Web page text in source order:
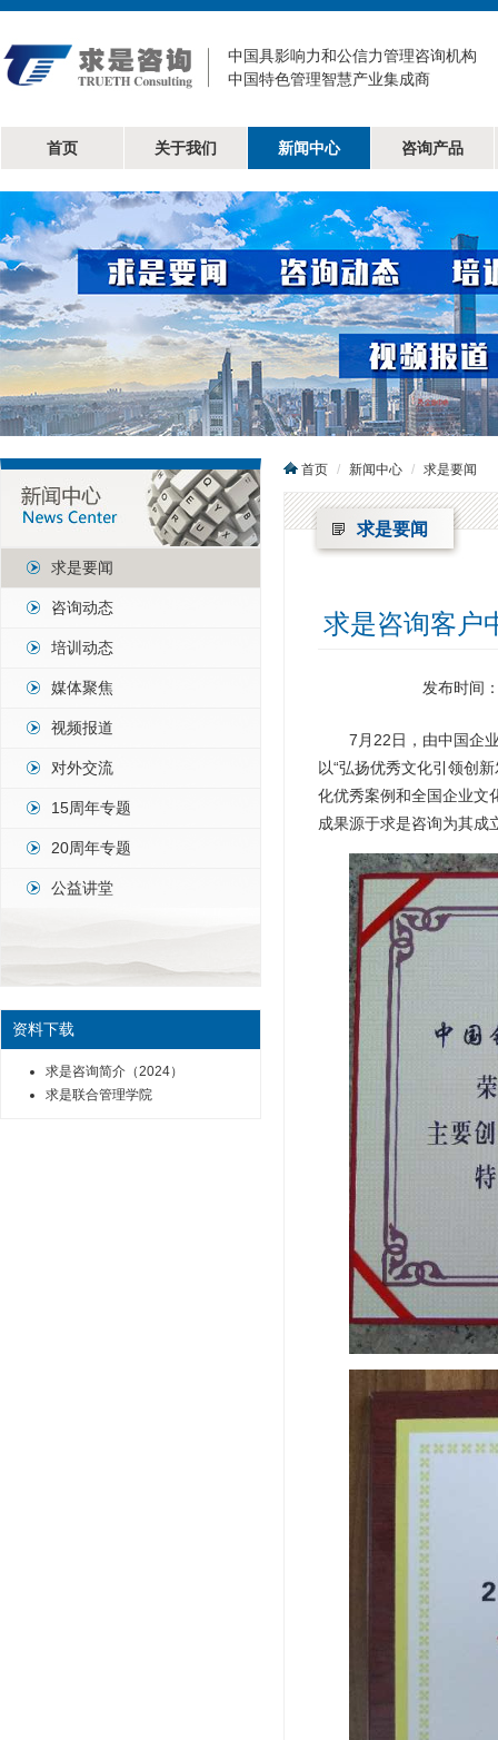
中国具影响力和公信力管理咨询机构
中国特色管理智慧产业集成商
首页 关于我们 新闻中心 咨询产品
求是要闻
咨询动态
培训动态
媒体聚焦
视频报道
对外交流
15周年专题
20周年专题
公益讲堂
资料下载
求是咨询简介（2024）
求是联合管理学院
首页 新闻中心 求是要闻
求是要闻
求是咨询客户
发布时间
7月22日，由中国企
以“弘扬优秀文化引领创
化优秀案例和全国企业文
成果源于求是咨询为其成